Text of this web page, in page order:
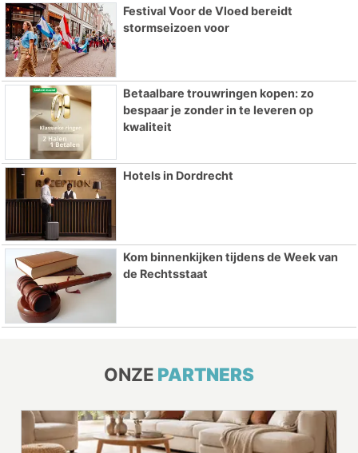
Festival Voor de Vloed bereidt
stormseizoen voor
Betaalbare trouwringen kopen: zo
bespaar je zonder in te leveren op
kwaliteit
Hotels in Dordrecht
Kom binnenkijken tijdens de Week van
de Rechtsstaat
ONZE PARTNERS